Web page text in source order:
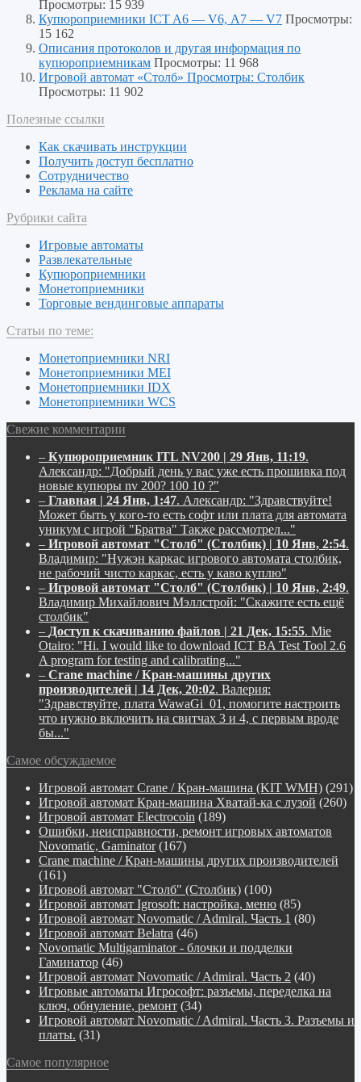
Просмотры: 15 939
Купюроприемники ICT A6 — V6, А7 — V7 Просмотры:
15 162
Описания протоколов и другая информация по
купюроприемникам Просмотры: 11 968
Игровой автомат «Столб» Просмотры: Столбик
Просмотры: 11 902
Полезные ссылки
Как скачивать инструкции
Получить доступ бесплатно
Сотрудничество
Реклама на сайте
Рубрики сайта
Игровые автоматы
Развлекательные
Купюроприемники
Монетоприемники
Торговые вендинговые аппараты
Статьи по теме:
Монетоприемники NRI
Монетоприемники MEI
Монетоприемники IDX
Монетоприемники WCS
Свежие комментарии
– Купюроприемник ITL NV200 | 29 Янв, 11:19.
Александр: "Добрый день у вас уже есть прошивка под
новые купюры nv 200? 100 10 ?"
– Главная | 24 Янв, 1:47. Александр: "Здравствуйте!
Может быть у кого-то есть софт или плата для автомата
уникум с игрой "Братва" Также рассмотрел..."
– Игровой автомат "Столб" (Столбик) | 10 Янв, 2:54.
Владимир: "Нужэн каркас игрового автомата столбик,
не рабочий чисто каркас, есть у каво куплю"
– Игровой автомат "Столб" (Столбик) | 10 Янв, 2:49.
Владимир Михайлович Мэллстрой: "Скажите есть ещё
столбик"
– Доступ к скачиванию файлов | 21 Дек, 15:55. Mie
Otairo: "Hi. I would like to download ICT BA Test Tool 2.6
A program for testing and calibrating..."
– Crane machine / Кран-машины других
производителей | 14 Дек, 20:02. Валерия:
"Здравствуйте, плата WawaGi_01, помогите настроить
что нужно включить на свитчах 3 и 4, с первым вроде
бы..."
Самое обсуждаемое
Игровой автомат Crane / Кран-машина (KIT WMH) (291)
Игровой автомат Кран-машина Хватай-ка с лузой (260)
Игровой автомат Electrocoin (189)
Ошибки, неисправности, ремонт игровых автоматов
Novomatic, Gaminator(167)
Crane machine / Кран-машины других производителей
(161)
Игровой автомат "Столб" (Столбик) (100)
Игровой автомат Igrosoft: настройка, меню (85)
Игровой автомат Novomatic / Admiral. Часть 1 (80)
Игровой автомат Belatra (46)
Novomatiс Multigaminator - блочки и подделки
Гаминатор (46)
Игровой автомат Novomatic / Admiral. Часть 2 (40)
Игровые автоматы Игрософт: разъемы, переделка на
ключ, обнуление, ремонт (34)
Игровой автомат Novomatic / Admiral. Часть 3. Разъемы и
платы. (31)
Самое популярное